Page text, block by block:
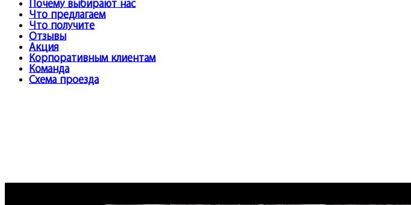
Почему выбирают нас
Что предлагаем
Что получите
Отзывы
Акция
Корпоративным клиентам
Команда
Схема проезда